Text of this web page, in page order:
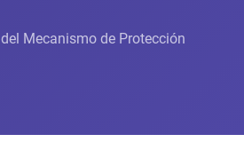
Mecanismo de Protección